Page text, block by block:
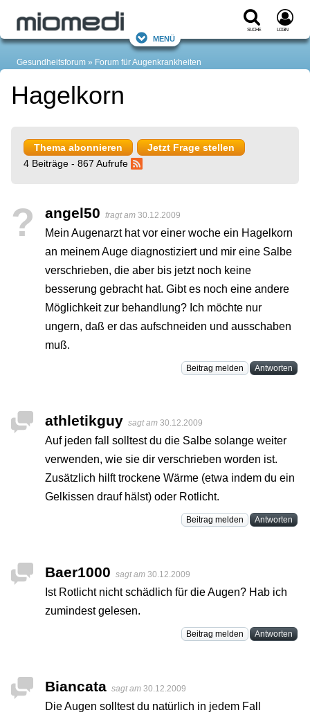
Suche Login
Menü
Gesundheitsforum Forum für Augenkrankheiten
Hagelkorn
Thema abonnieren
Jetzt Frage stellen
4 Beiträge - 867 Aufrufe
? angel50 fragt am 30.12.2009
Mein Augenarzt hat vor einer woche ein Hagelkorn
an meinem Auge diagnostiziert und mir eine Salbe
verschrieben, die aber bis jetzt noch keine
besserung gebracht hat. Gibt es noch eine andere
Möglichkeit zur behandlung? Ich möchte nur
ungern, daß er das aufschneiden und ausschaben
muß.
Beitrag melden Antworten
athletikguy sagt am 30.12.2009
Auf jeden fall solltest du die Salbe solange weiter
verwenden, wie sie dir verschrieben worden ist.
Zusätzlich hilft trockene Wärme (etwa indem du ein
Gelkissen drauf hälst) oder Rotlicht.
Beitrag melden Antworten
Baer1000 sagt am 30.12.2009
Ist Rotlicht nicht schädlich für die Augen? Hab ich
zumindest gelesen.
Beitrag melden Antworten
Biancata sagt am 30.12.2009
Die Augen solltest du natürlich in jedem Fall